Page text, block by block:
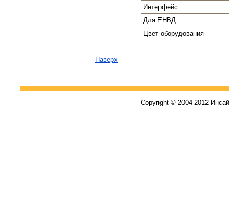
Интерфейс
Для ЕНВД
Цвет оборудования
Наверх
Copyright © 2004-2012